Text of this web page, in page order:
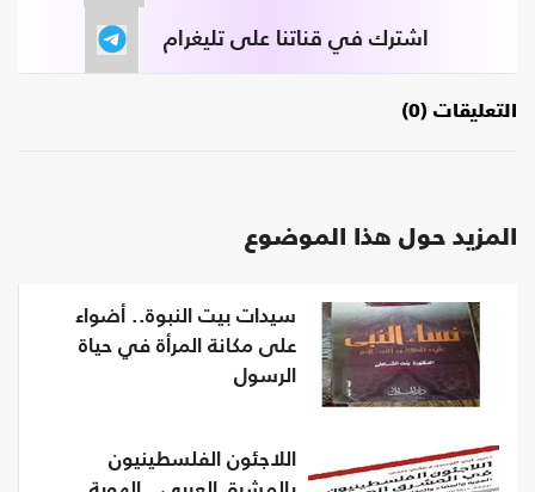
اشترك في قناتنا على تليغرام
التعليقات (0)
المزيد حول هذا الموضوع
سيدات بيت النبوة.. أضواء
على مكانة المرأة في حياة
الرسول
اللاجئون الفلسطينيون